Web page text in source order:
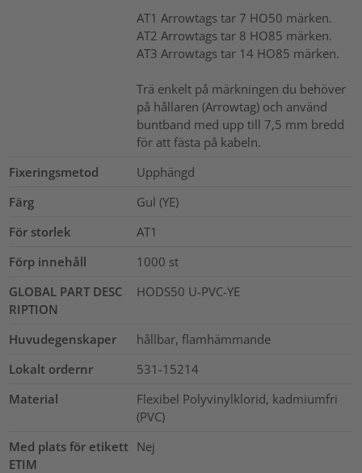
AT1 Arrowtags tar 7 HO50 märken.
AT2 Arrowtags tar 8 HO85 märken.
AT3 Arrowtags tar 14 HO85 märken.
Trä enkelt på märkningen du behöver
på hållaren (Arrowtag) och använd
buntband med upp till 7,5 mm bredd
för att fästa på kabeln.
Fixeringsmetod
Upphängd
Färg
Gul (YE)
För storlek
AT1
Förp innehåll
1000 st
GLOBAL PART DESC
RIPTION
HODS50 U-PVC-YE
Huvudegenskaper
hållbar, flamhämmande
Lokalt ordernr
531-15214
Material
Flexibel Polyvinylklorid, kadmiumfri
(PVC)
Med plats för etikett
ETIM
Nej